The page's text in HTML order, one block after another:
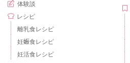
体験談
レシピ
離乳食レシピ
妊娠食レシピ
妊活食レシピ